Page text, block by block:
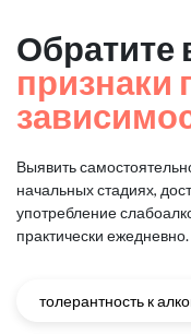
Обратите
признаки
Выявить
начальных стадиях,
употребление
практически ежедневно.
толерантность к